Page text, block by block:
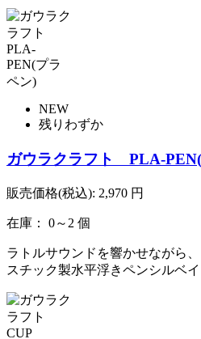
NEW
残りわずか
ガウラクラフト PLA-
販売価格(税込): 2,970 円
在庫： 0～2 個
ラトルサウンドを響かせながら
スチック製水平浮きペンシルベ